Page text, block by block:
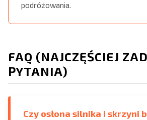
podróżowania.
FAQ (NAJCZĘŚCIEJ
PYTANIA)
Czy osłona silnika i skrzyni